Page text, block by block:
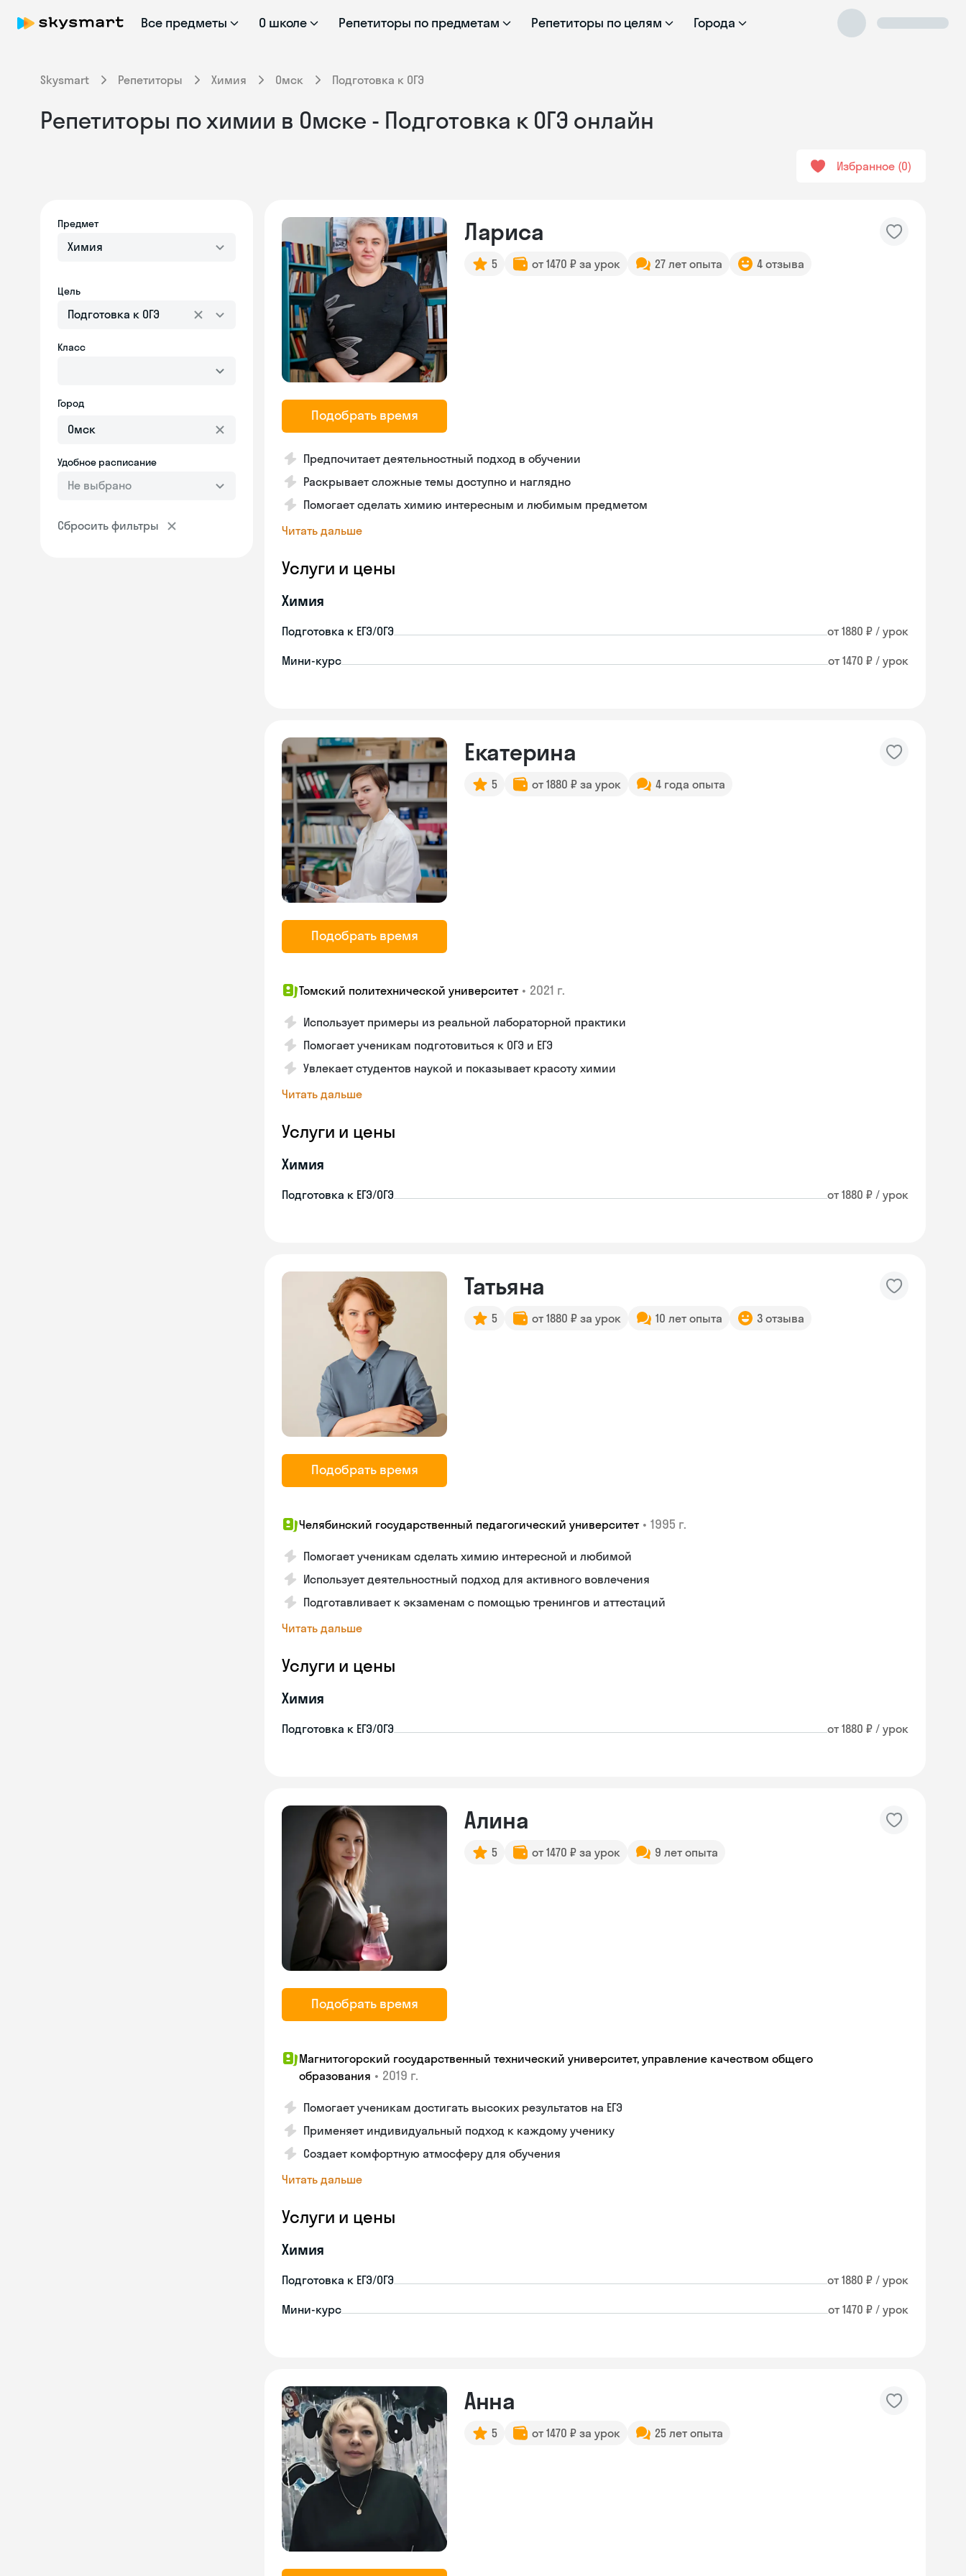
Все предметы О школе Репетиторы по предметам Репетиторы по целям Города
Skysmart Репетиторы Химия Омск Подготовка к ОГЭ
Репетиторы по химии в Омске - Подготовка к ОГЭ онлайн
Избранное 0
Предмет
Химия
Цель
Подготовка к ОГЭ
Класс
Город
Удобное расписание
Не выбрано
Сбросить фильтры
Подобрать время
Лариса
5 от 1470 ₽ за урок 27 лет опыта 4 отзыва
Предпочитает деятельностный подход в обучении
Раскрывает сложные темы доступно и наглядно
Помогает сделать химию интересным и любимым предметом
Читать дальше
Услуги и цены
Химия
Подготовка к ЕГЭ/ОГЭ от 1880 ₽ / урок
Мини-курс от 1470 ₽ / урок
Подобрать время
Екатерина
5 от 1880 ₽ за урок 4 года опыта
Томский политехнической университет • 2021 г.
Использует примеры из реальной лабораторной практики
Помогает ученикам подготовиться к ОГЭ и ЕГЭ
Увлекает студентов наукой и показывает красоту химии
Читать дальше
Услуги и цены
Химия
Подготовка к ЕГЭ/ОГЭ от 1880 ₽ / урок
Подобрать время
Татьяна
5 от 1880 ₽ за урок 10 лет опыта 3 отзыва
Челябинский государственный педагогический университет • 1995 г.
Помогает ученикам сделать химию интересной и любимой
Использует деятельностный подход для активного вовлечения
Подготавливает к экзаменам с помощью тренингов и аттестаций
Читать дальше
Услуги и цены
Химия
Подготовка к ЕГЭ/ОГЭ от 1880 ₽ / урок
Подобрать время
Алина
5 от 1470 ₽ за урок 9 лет опыта
Магнитогорский государственный технический университет, управление качеством общего
образования • 2019 г.
Помогает ученикам достигать высоких результатов на ЕГЭ
Применяет индивидуальный подход к каждому ученику
Создает комфортную атмосферу для обучения
Читать дальше
Услуги и цены
Химия
Подготовка к ЕГЭ/ОГЭ от 1880 ₽ / урок
Мини-курс от 1470 ₽ / урок
Анна
5 от 1470 ₽ за урок 25 лет опыта